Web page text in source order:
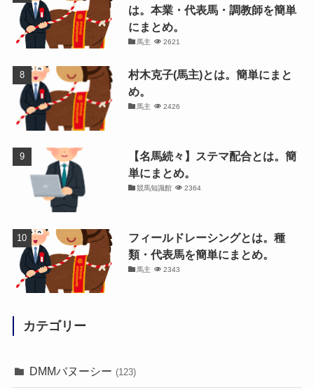
は。本業・代表馬・調教師を簡単
にまとめ。
馬主 2621
村木克子(馬主)とは。簡単にまと
め。
馬主 2426
【名馬続々】ステマ配合とは。簡
単にまとめ。
競馬知識館 2364
フィールドレーシングとは。種
類・代表馬を簡単にまとめ。
馬主 2343
カテゴリー
DMMバヌーシー (123)